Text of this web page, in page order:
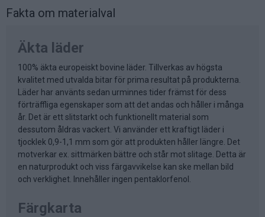
Fakta om materialval
Äkta läder
100% äkta europeiskt bovine läder. Tillverkas av högsta
kvalitet med utvalda bitar för prima resultat på produkterna.
Läder har använts sedan urminnes tider främst för dess
förträffliga egenskaper som att det andas och håller i många
år. Det är ett slitstarkt och funktionellt material som
dessutom åldras vackert. Vi använder ett kraftigt läder i
tjocklek 0,9-1,1 mm som gör att produkten håller längre. Det
motverkar ex. sittmärken bättre och står mot slitage. Detta är
en naturprodukt och viss färgavvikelse kan ske mellan bild
och verklighet. Innehåller ingen pentaklorfenol.
Färgkarta